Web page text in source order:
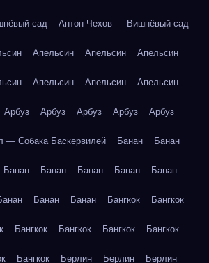
сад Антон Чехов — Вишнёвый сад
Апельсин Апельсин Апельсин
Апельсин Апельсин Апельсин
Арбуз Арбуз Арбуз Арбуз Арбуз
— Собака Баскервилей Банан Банан
Банан Банан Банан Банан Банан
Банан Банан Бангкок Бангкок
Бангкок Бангкок Бангкок Бангкок
Бангкок Берлин Берлин Берлин